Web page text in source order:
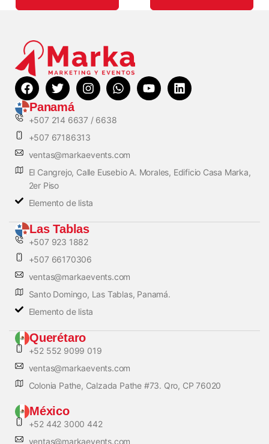
Panamá
+507 214 6637 / 6638
+507 67186313
ventas@markaevents.com
El Cangrejo, Calle Eusebio A. Morales, Edificio Casa Marka,
2er Piso
Elemento de lista
Las Tablas
+507 923 1882
+507 66170306
ventas@markaevents.com
Santo Domingo, Las Tablas, Panamá.
Elemento de lista
Querétaro
+52 552 9099 019
ventas@markaevents.com
Colonia Pathe, Calzada Pathe #73. Qro, CP 76020
México
+52 442 3000 442
ventas@markaevents.com